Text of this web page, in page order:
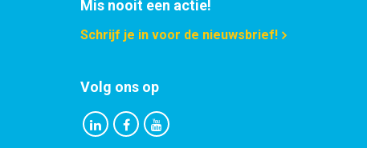
Mis nooit een actie!
Schrijf je in voor de nieuwsbrief!
Volg ons op